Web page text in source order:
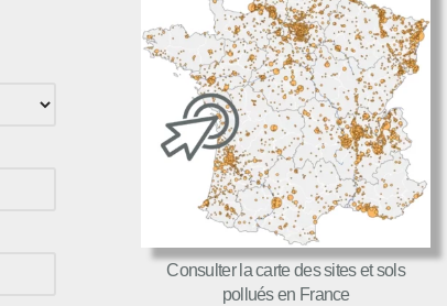
Consulter la carte des sites et sols
pollués en France